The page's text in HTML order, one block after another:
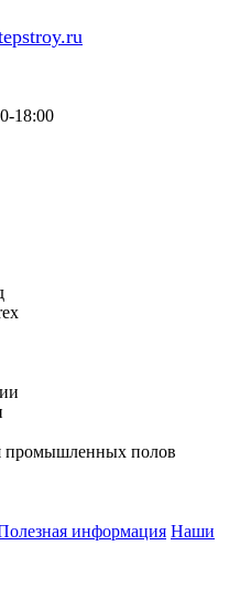
18:00
промышленных полов
информация Наши